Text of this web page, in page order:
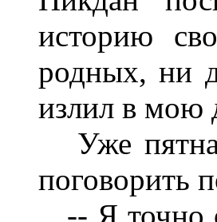
историю
родных, ни
излил в мою
Уже
поговорить